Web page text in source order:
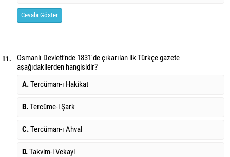
Cevabı Göster
11.
Osmanlı Devleti’nde 1831'de çıkarılan ilk Türkçe gazete
aşağıdakilerden hangisidir?
A.Tercüman-ı Hakikat
B.Tercüme-i Şark
C.Tercüman-ı Ahval
D.Takvim-i Vekayi